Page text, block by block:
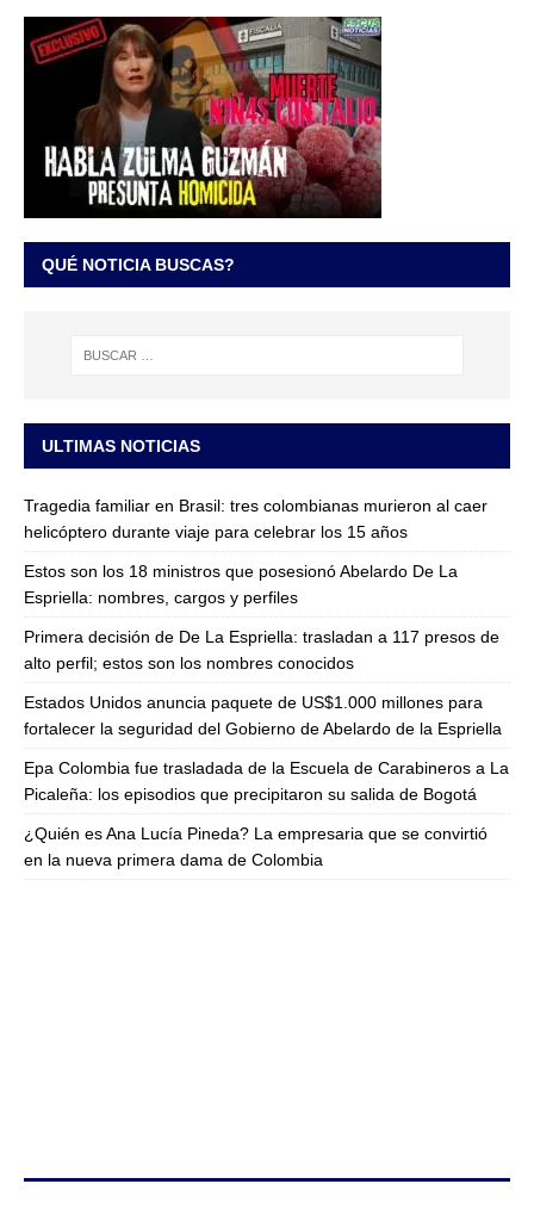
QUÉ NOTICIA BUSCAS?
ULTIMAS NOTICIAS
Tragedia familiar en Brasil: tres colombianas murieron al caer
helicóptero durante viaje para celebrar los 15 años
Estos son los 18 ministros que posesionó Abelardo De La
Espriella: nombres, cargos y perfiles
Primera decisión de De La Espriella: trasladan a 117 presos de
alto perfil; estos son los nombres conocidos
Estados Unidos anuncia paquete de US$1.000 millones para
fortalecer la seguridad del Gobierno de Abelardo de la Espriella
Epa Colombia fue trasladada de la Escuela de Carabineros a La
Picaleña: los episodios que precipitaron su salida de Bogotá
¿Quién es Ana Lucía Pineda? La empresaria que se convirtió
en la nueva primera dama de Colombia